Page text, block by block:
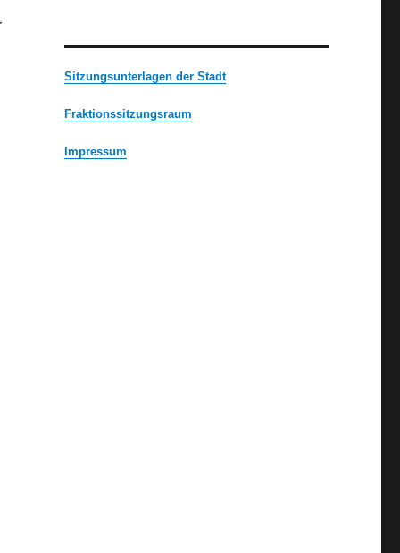
Sitzungsunterlagen der Stadt
Fraktionssitzungsraum
Impressum